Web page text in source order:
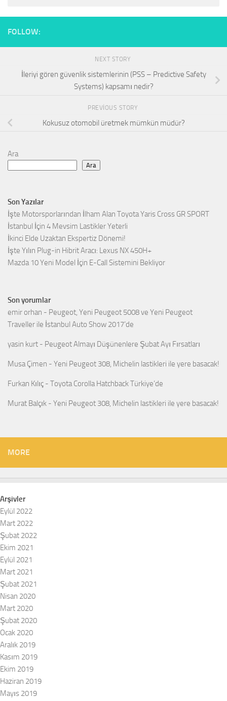
FOLLOW:
NEXT STORY
İleriyi gören güvenlik sistemlerinin (PSS – Predictive Safety
Systems) kapsamı nedir?
PREVIOUS STORY
Kokusuz otomobil üretmek mümkün müdür?
Ara
Ara
Son Yazılar
İşte Motorsporlarından İlham Alan Toyota Yaris Cross GR SPORT
İstanbul İçin 4 Mevsim Lastikler Yeterli
İkinci Elde Uzaktan Ekspertiz Dönemi!
İşte Yılın Plug-in Hibrit Aracı: Lexus NX 450H+
Mazda 10 Yeni Model İçin E-Call Sistemini Bekliyor
Son yorumlar
emir orhan - Peugeot, Yeni Peugeot 5008 ve Yeni Peugeot
Traveller ile İstanbul Auto Show 2017’de
yasin kurt - Peugeot Almayı Düşünenlere Şubat Ayı Fırsatları
Musa Çimen - Yeni Peugeot 308, Michelin lastikleri ile yere basacak!
Furkan Kılıç - Toyota Corolla Hatchback Türkiye’de
Murat Balçık - Yeni Peugeot 308, Michelin lastikleri ile yere basacak!
MORE
Arşivler
Eylül 2022
Mart 2022
Şubat 2022
Ekim 2021
Eylül 2021
Mart 2021
Şubat 2021
Nisan 2020
Mart 2020
Şubat 2020
Ocak 2020
Aralık 2019
Kasım 2019
Ekim 2019
Haziran 2019
Mayıs 2019